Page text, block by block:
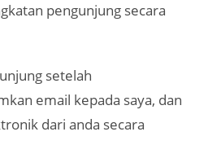
pengunjung secara
setelah
email kepada saya, dan
dari anda secara